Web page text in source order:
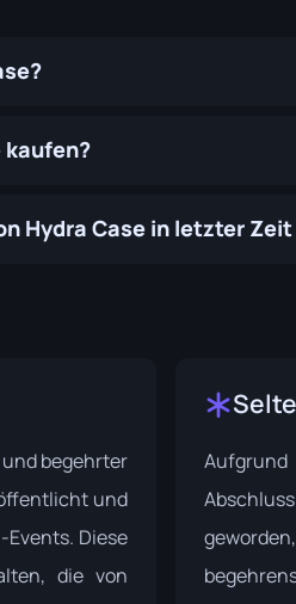
kaufen?
Hydra Case in letzter
begehrter
und
Diese
die von